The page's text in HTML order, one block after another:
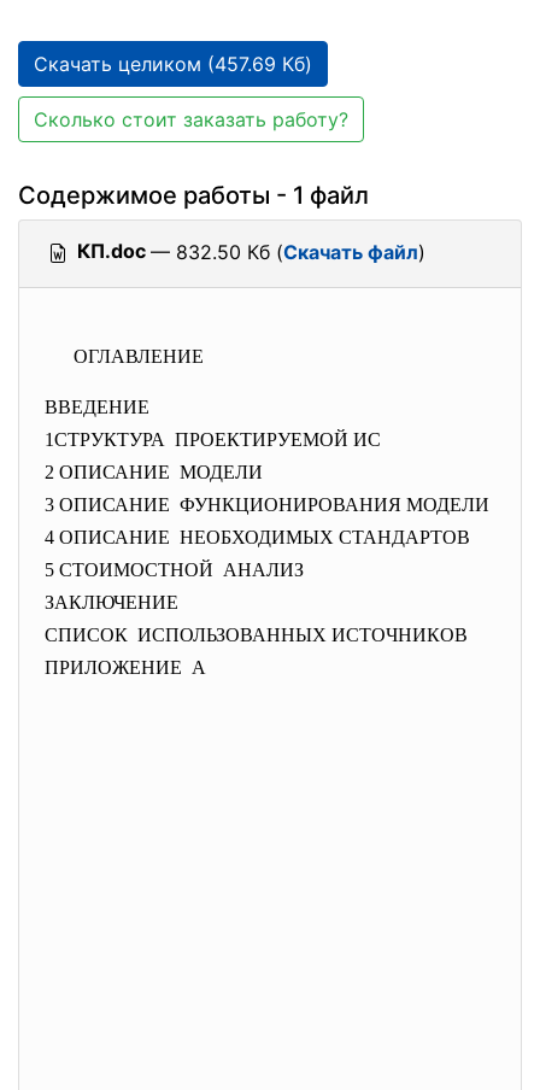
Скачать целиком (457.69 Кб)
Сколько стоит заказать работу?
Содержимое работы - 1 файл
КП.doc — 832.50 Кб (Скачать файл)
ОГЛАВЛЕНИЕ
ВВЕДЕНИЕ
1СТРУКТУРА ПРОЕКТИРУЕМОЙ ИС
2 ОПИСАНИЕ МОДЕЛИ
3 ОПИСАНИЕ ФУНКЦИОНИРОВАНИЯ МОДЕЛИ
4 ОПИСАНИЕ НЕОБХОДИМЫХ СТАНДАРТОВ
5 СТОИМОСТНОЙ АНАЛИЗ
ЗАКЛЮЧЕНИЕ
СПИСОК ИСПОЛЬЗОВАННЫХ ИСТОЧНИКОВ
ПРИЛОЖЕНИЕ А